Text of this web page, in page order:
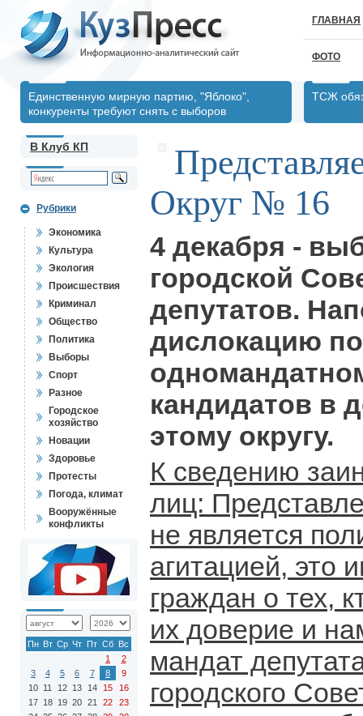
ГЛАВНАЯ
ФОТО
Единственную мирную партию, "Яблоко",
конкуренты требуют снять с выборов
ТСЖ
В Клуб КП
Рубрики
Экономика
Культура
Экология
Происшествия
Криминал
Общество
Политика
Выборы
Спорт
Разное
Городское
хозяйство
Новации
Здоровье
Протесты
Погода, климат
Вооружённые
конфликты
Пн Вт Ср Чт Пт Сб Вс
1
2
3
4 5 6 7 8
9
10 11 12 13 14 15
16
17 18 19 20 21 22
23
Округ № 16
4 декабря -
городской
депутатов.
дислокацию по
кандидатов в
этому округу.
К сведению
лиц:
не является
агитацией, это
граждан о тех,
их доверие и
мандат
городского